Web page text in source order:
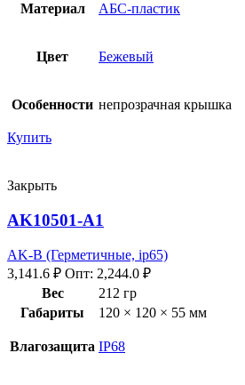
Материал АБС-пластик
Цвет Бежевый
Особенности непрозрачная крышка
Купить
Закрыть
AK10501-A1
AK-B (Герметичные, ip65)
3,141.6 ₽ Опт: 2,244.0 ₽
Вес
212 гр
Габариты
120 × 120 × 55 мм
Влагозащита IP68